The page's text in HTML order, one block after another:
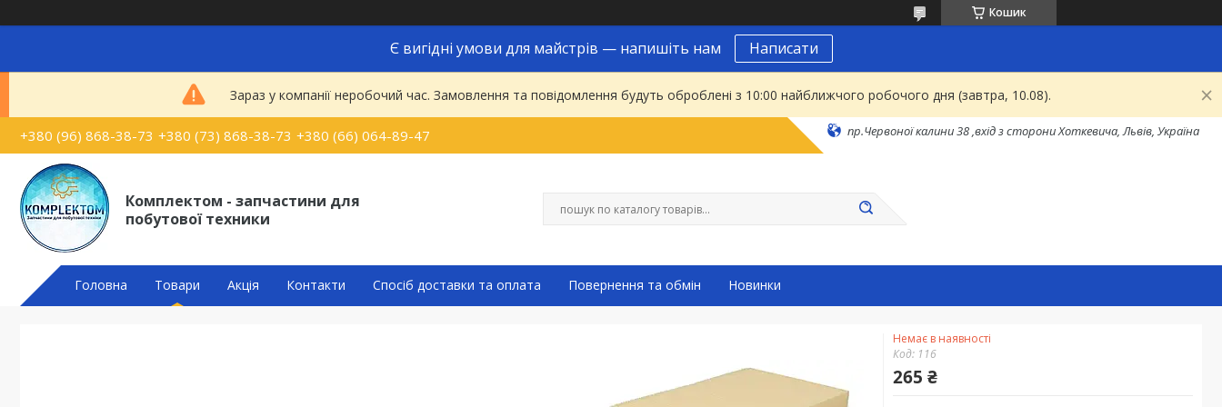
Кошик
Є вигідні умови для майстрів — напишіть нам Написати
Зараз у компанії неробочий час. Замовлення та повідомлення будуть оброблені з 10:00 найближчого робочого дня (завтра, 10.08).
+380 (96) 868-38-73 +380 (73) 868-38-73 +380 (66) 064-89-47 пр.Червоної калини 38 ,вхід з сторони Хоткевича, Львів, Україна
Комплектом - запчастини для
побутової техники
Головна Товари Акція Контакти Спосіб доставки та оплата Повернення та обмін Новинки
Немає в наявності
Код: 116
265 ₴